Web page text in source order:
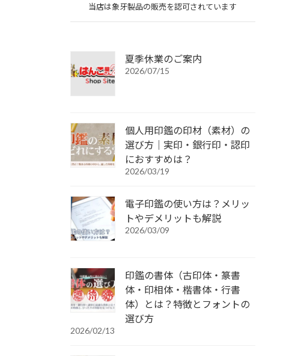
当店は象牙製品の販売を認可されています
夏季休業のご案内
2026/07/15
個人用印鑑の印材（素材）の
選び方｜実印・銀行印・認印
におすすめは？
2026/03/19
電子印鑑の使い方は？メリッ
トやデメリットも解説
2026/03/09
印鑑の書体（古印体・篆書
体・印相体・楷書体・行書
体）とは？特徴とフォントの
選び方
2026/02/13